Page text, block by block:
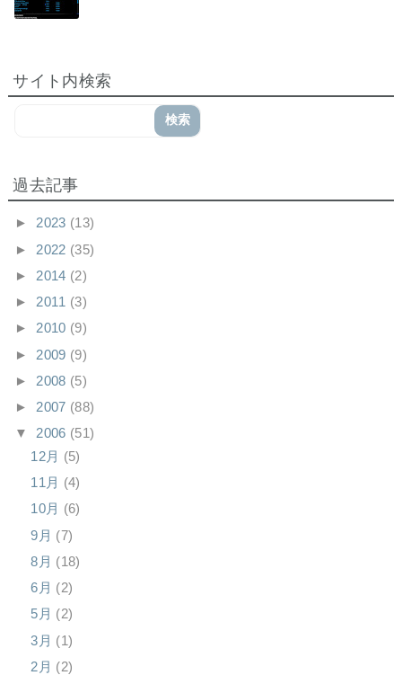
サイト内検索
過去記事
►2023 (13)
► 2022 (35)
► 2014 (2)
► 2011 (3)
►2010 (9)
► 2009 (9)
► 2008 (5)
► 2007 (88)
▼2006 (51)
12月 (5)
11月 (4)
10月 (6)
9月 (7)
8月 (18)
6月 (2)
5月 (2)
3月 (1)
2月 (2)